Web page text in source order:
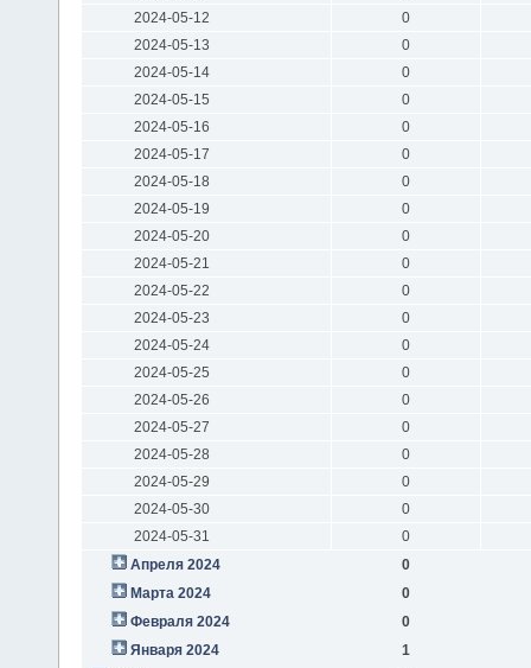
2024-05-12
0
2024-05-13
0
2024-05-14
0
2024-05-15
0
2024-05-16
0
2024-05-17
0
2024-05-18
0
2024-05-19
0
2024-05-20
0
2024-05-21
0
2024-05-22
0
2024-05-23
0
2024-05-24
0
2024-05-25
0
2024-05-26
0
2024-05-27
0
2024-05-28
0
2024-05-29
0
2024-05-30
0
2024-05-31
0
Апреля 2024
0
Марта 2024
0
Февраля 2024
0
Января 2024
1